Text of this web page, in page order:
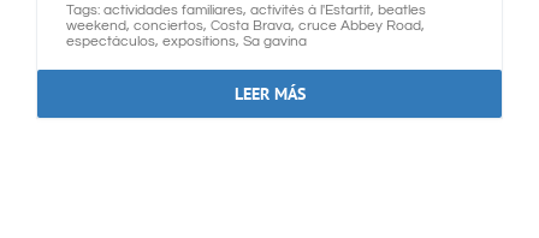
Tags: actividades familiares, activités à l'Estartit, beatles
weekend, conciertos, Costa Brava, cruce Abbey Road,
espectáculos, expositions, Sa gavina
LEER MÁS